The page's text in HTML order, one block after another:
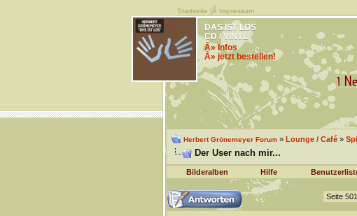
Startseite |Â Impressum
DAS IST LOS
CD / VINYL
Â» Infos
Â» jetzt bestellen!
Herbert Grönemeyer Forum» Lounge / Café»
Der User nach mir...
Bilderalben Hilfe
Seite